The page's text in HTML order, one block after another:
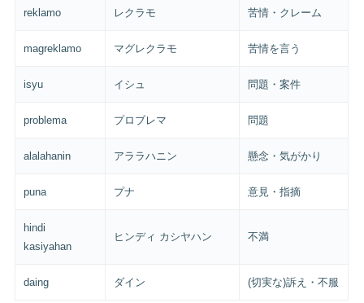
reklamo レクラモ 苦情・クレーム
magreklamo マグレクラモ 苦情を言う
isyu イシュ 問題・案件
problema プロブレマ 問題
alalahanin アララハニン 懸念・気がかり
puna プナ 意見・指摘
hindi
kasiyahan
ヒンディ カシヤハン 不満
daing ダイン (切実な)訴え・不服